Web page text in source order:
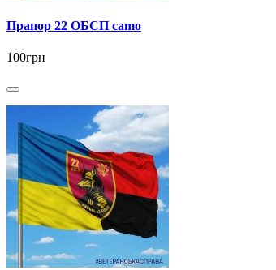
Прапор 22 ОБСП camo
100грн